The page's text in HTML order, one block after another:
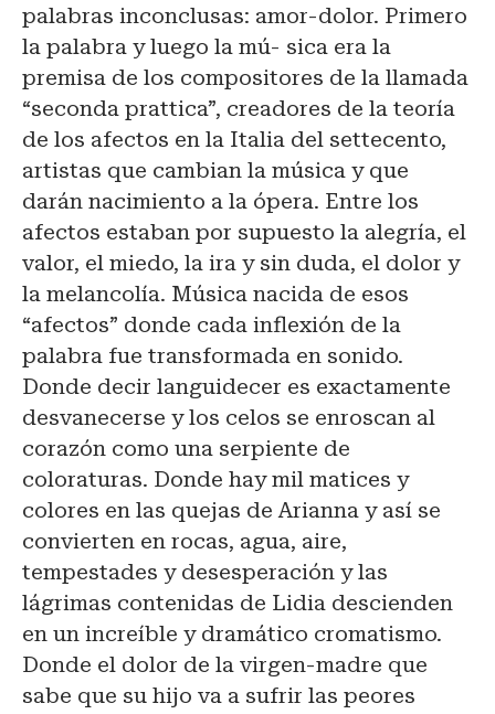
palabras inconclusas: amor-dolor. Primero
la palabra y luego la mú- sica era la
premisa de los compositores de la llamada
“seconda prattica”, creadores de la teoría
de los afectos en la Italia del settecento,
artistas que cambian la música y que
darán nacimiento a la ópera. Entre los
afectos estaban por supuesto la alegría, el
valor, el miedo, la ira y sin duda, el dolor y
la melancolía. Música nacida de esos
“afectos” donde cada inflexión de la
palabra fue transformada en sonido.
Donde decir languidecer es exactamente
desvanecerse y los celos se enroscan al
corazón como una serpiente de
coloraturas. Donde hay mil matices y
colores en las quejas de Arianna y así se
convierten en rocas, agua, aire,
tempestades y desesperación y las
lágrimas contenidas de Lidia descienden
en un increíble y dramático cromatismo.
Donde el dolor de la virgen-madre que
sabe que su hijo va a sufrir las peores